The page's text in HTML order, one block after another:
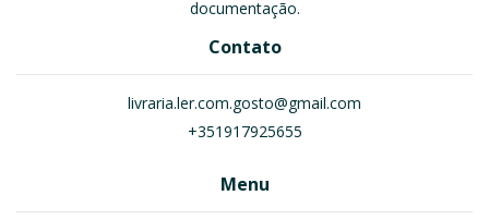
documentação.
Contato
livraria.ler.com.gosto@gmail.com
+351917925655
Menu